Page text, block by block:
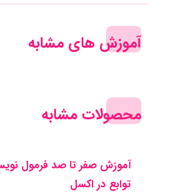
آموزش های مشابه
محصولات مشابه
آموزش صفر تا صد فرمول
توابع در اکسل